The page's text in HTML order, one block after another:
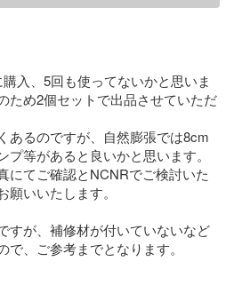
入、5回も使ってないかと思いま
ため2個セットで出品させていただ
あるのですが、自然膨張では8cm
等があると良いかと思います。
にてご確認とNCNRでご検討いた
いいたします。
すが、補修材が付いていないなど
、ご参考までとなります。